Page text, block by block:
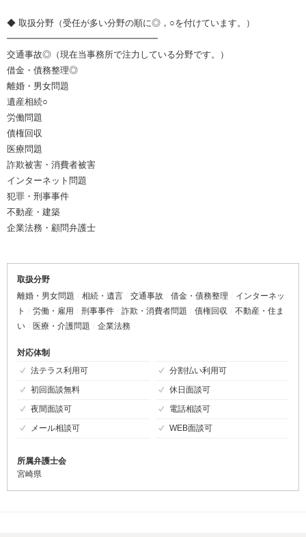
◆ 取扱分野（受任が多い分野の順に◎，○を付けています。）
━━━━━━━━━━━━━━━━━
交通事故◎（現在当事務所で注力している分野です。）
借金・債務整理◎
離婚・男女問題
遺産相続○
労働問題
債権回収
医療問題
詐欺被害・消費者被害
インターネット問題
犯罪・刑事事件
不動産・建築
企業法務・顧問弁護士
取扱分野
離婚・男女問題
相続・遺言 交通事故 借金・債務整理
インターネッ
ト
労働・雇用 刑事事件 詐欺・消費者問題 債権回収
不動産・住ま
い
医療・介護問題 企業法務
対応体制
法テラス利用可
分割払い利用可
初回面談無料
休日面談可
夜間面談可
電話相談可
メール相談可
WEB面談可
所属弁護士会
宮崎県